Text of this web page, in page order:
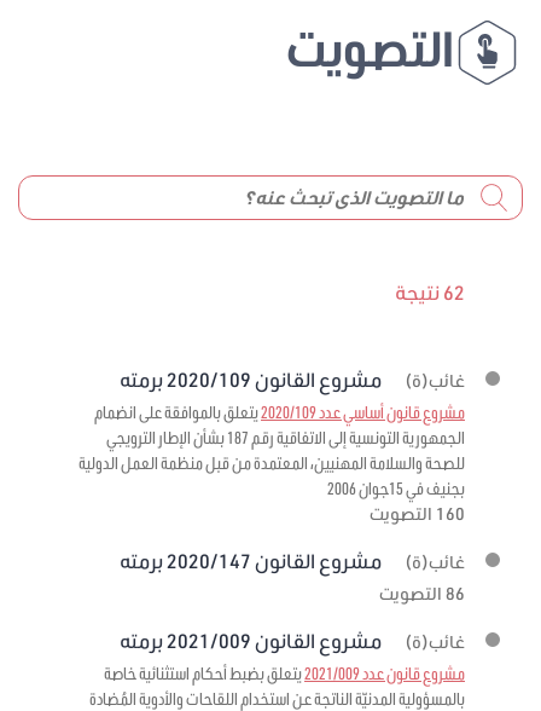
التصويت
62 نتيجة
غائب(ة) مشروع القانون 2020/109 برمته
مشروع قانون أساسي عدد 2020/109
يتعلق بالموافقة على انضمام
الجمهورية التونسية إلى الاتفاقية رقم 187 بشأن الإطار الترويجي
للصحة والسلامة المهنيين، المعتمدة من قبل منظمة العمل الدولية
بجنيف في 15جوان 2006
160 التصويت
غائب(ة) مشروع القانون 2020/147 برمته
86 التصويت
غائب(ة) مشروع القانون 2021/009 برمته
مشروع قانون عدد 2021/009
يتعلق بضبط أحكام استثنائية خاصة
بالمسؤولية المدنيّة الناتجة عن استخدام اللقاحات والأدوية المُضادة